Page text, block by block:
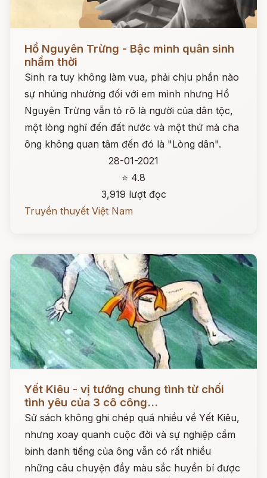
Đọc ngay
Hồ Nguyên Trừng - Bậc minh quân sinh
nhầm thời
Sinh ra tuy không làm vua, phải chịu phần nào
sự nhúng nhường đối với em mình nhưng Hồ
Nguyên Trừng vẫn tỏ rõ là người của dân tộc,
một lòng nghĩ đến đất nước và một thứ mà cha
ông không quan tâm đến đó là "Lòng dân".
28-01-2021
⭐ 4.8
3,919 lượt đọc
Truyền thuyết Việt Nam
Đọc ngay
Yết Kiêu - vị tướng chung tình từ chối
tình yêu của 3 cô công...
Sử sách không ghi chép quá nhiều về Yết Kiêu,
nhưng xoay quanh cuộc đời và sự nghiệp cầm
binh danh tiếng của ông vẫn có rất nhiều
những câu chuyện đầy màu sắc huyền bí được